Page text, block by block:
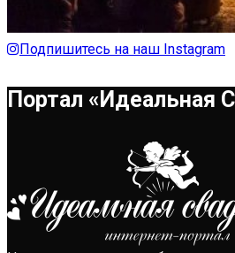
Подпишитесь на наш Instagram
Портал «Идеальная